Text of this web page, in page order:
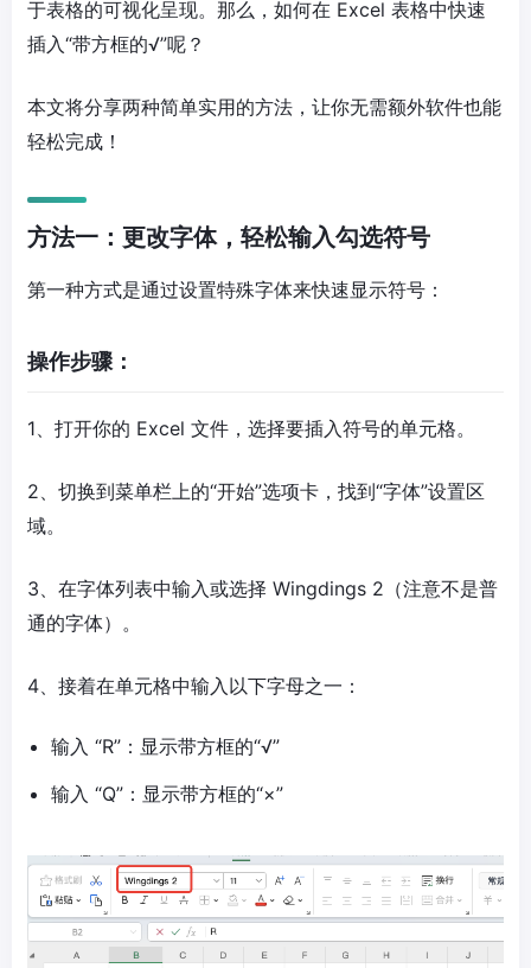
于表格的可视化呈现。那么，如何在 Excel 表格中快速
插入“带方框的√”呢？
本文将分享两种简单实用的方法，让你无需额外软件也能
轻松完成！
方法一：更改字体，轻松输入勾选符号
第一种方式是通过设置特殊字体来快速显示符号：
操作步骤：
1、打开你的 Excel 文件，选择要插入符号的单元格。
2、切换到菜单栏上的“开始”选项卡，找到“字体”设置区
域。
3、在字体列表中输入或选择 Wingdings 2（注意不是普
通的字体）。
4、接着在单元格中输入以下字母之一：
输入 “R”：显示带方框的“√”
输入 “Q”：显示带方框的“×”